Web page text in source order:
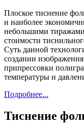
Плоское тиснение
и наиболее
небольшими тиражами
стоимости
Суть данной
создании
припрессовки
температуры и
Подробнее...
Тиснение